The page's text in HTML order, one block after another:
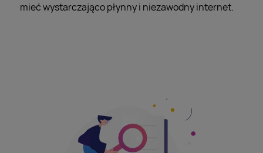
mieć wystarczająco płynny i niezawodny internet.